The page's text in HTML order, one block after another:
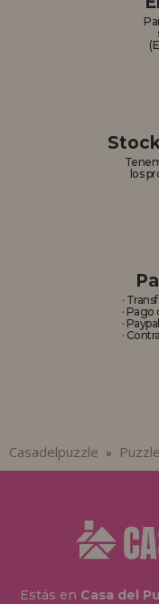
los
·
·
·
·
Casadelpuzzle »
Estás en Casa del